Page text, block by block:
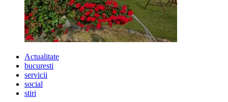
Actualitate
bucuresti
servicii
social
stiri